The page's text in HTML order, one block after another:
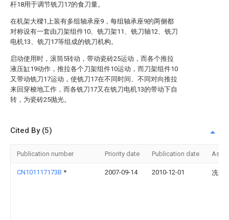
杆18用于调节铣刀17的食刀量。
在机架大樑1上装有多组轴承座9，每组轴承座9的两侧都
对称设有一套由刀架组件10、铣刀架11、铣刀轴12、铣刀
电机13、铣刀17等组成的铣刀机构。
启动使用时，滚筒5转动，带动瓷砖25运动，而各个推拉
液压缸19动作，推拉各个刀架组件10运动，而刀架组件10
又带动铣刀17运动，使铣刀17在不同时间、不同对向推拉
来回穿梭地工作，而各铣刀17又在铣刀电机13的带动下自
转，为瓷砖25抛光。
Cited By (5)
Publication number Priority date Publication date
CN101117173B * 2007-09-14 2010-12-01 冼自